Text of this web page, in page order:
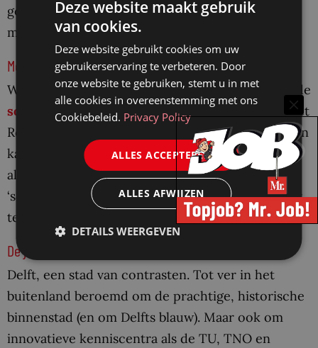
gemakkelijk per openbaar vervoer te bereiken en
midden in de binnenstad.
Meer informatie of direct solliciteren
Wil je meer informatie ontvangen voordat je op de
solliciteer-knop drukt? Neem dan contact op met
Roderik D’havé via 06-47116166. Direct solliciteren
kan natuurlijk ook! Vul jouw contactgegevens (en
als je wilt jouw cv en/of motivatie) in via de
‘solliciteer’ button en wij bellen je graag om meer
te vertellen.
De jongste oude stad van Nederland
Delft, een stad van contrasten. Tot ver in het
buitenland beroemd om de prachtige, historische
binnenstad (en om Delfts blauw). Maar ook om
innovatieve kenniscentra als de TU, TNO en
Deze website maakt gebruik
van cookies.
Deze website gebruikt cookies om uw
gebruikerservaring te verbeteren. Door
onze website te gebruiken, stemt u in met
alle cookies in overeenstemming met ons
Cookiebeleid. Privacy Policy
ALLES ACCEPTEREN
ALLES AFWIJZEN
DETAILS WEERGEVEN